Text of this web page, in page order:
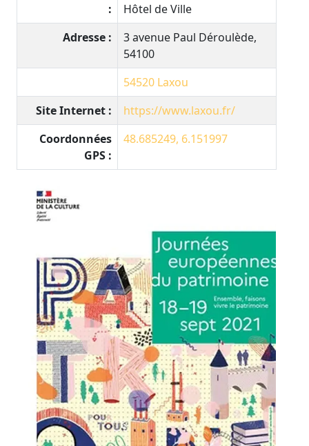
:
Hôtel de Ville
Adresse :
3 avenue Paul Déroulède,
54100
54520 Laxou
Site Internet :
https://www.laxou.fr/
Coordonnées
GPS :
48.685249, 6.151997